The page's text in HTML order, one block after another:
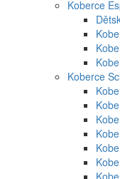
Koberce
Koberce